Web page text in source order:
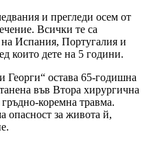
и прегледи осем от
Всички те са
Испания, Португалия и
които дете на 5 години.
остава 65-годишна
във Втора хирургична
коремна травма.
опасност за живота й,